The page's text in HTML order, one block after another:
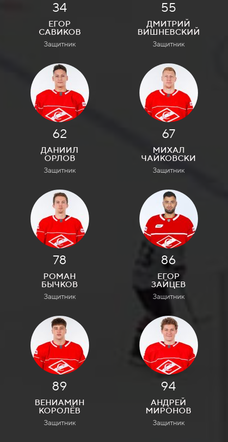
34
ЕГОР
САВИКОВ
Защитник
55
ДМИТРИЙ
ВИШНЕВСКИЙ
Защитник
62
ДАНИИЛ
ОРЛОВ
Защитник
67
МИХАЛ
ЧАЙКОВСКИ
Защитник
78
РОМАН
БЫЧКОВ
Защитник
86
ЕГОР
ЗАЙЦЕВ
Защитник
89
ВЕНИАМИН
КОРОЛЁВ
Защитник
94
АНДРЕЙ
МИРОНОВ
Защитник